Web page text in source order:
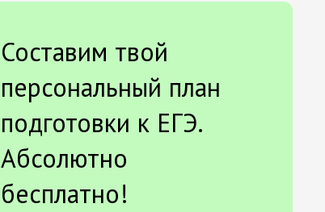
Составим твой
персональный план
подготовки к ЕГЭ.
Абсолютно
бесплатно!